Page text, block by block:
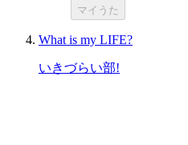
マイうた
What is my LIFE?
いきづらい部!